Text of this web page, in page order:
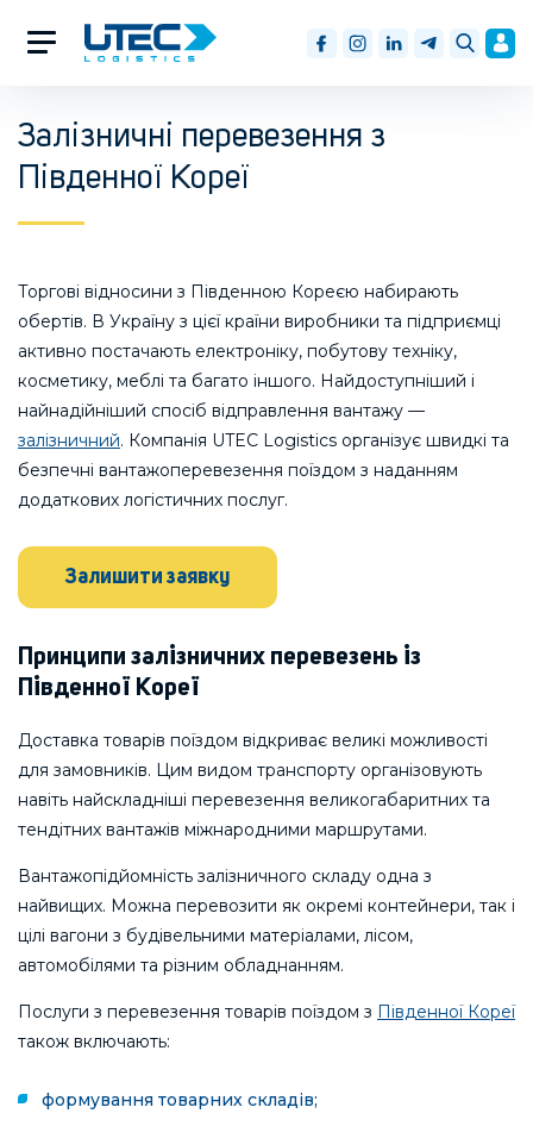
Залізничні перевезення з
Південної Кореї
Торгові відносини з Південною Кореєю набирають
обертів. В Україну з цієї країни виробники та підприємці
активно постачають електроніку, побутову техніку,
косметику, меблі та багато іншого. Найдоступніший і
найнадійніший спосіб відправлення вантажу —
залізничний. Компанія UTEC Logistics організує швидкі та
безпечні вантажоперевезення поїздом з наданням
додаткових логістичних послуг.
Залишити заявку
Принципи залізничних перевезень із
Південної Кореї
Доставка товарів поїздом відкриває великі можливості
для замовників. Цим видом транспорту організовують
навіть найскладніші перевезення великогабаритних та
тендітних вантажів міжнародними маршрутами.
Вантажопідйомність залізничного складу одна з
найвищих. Можна перевозити як окремі контейнери, так і
цілі вагони з будівельними матеріалами, лісом,
автомобілями та різним обладнанням.
Послуги з перевезення товарів поїздом з Південної Кореї
також включають:
формування товарних складів;